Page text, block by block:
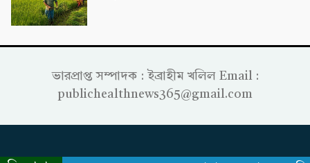
ভারপ্রাপ্ত সম্পাদক : ইব্রাহীম খলিল Email :
publichealthnews365@gmail.com